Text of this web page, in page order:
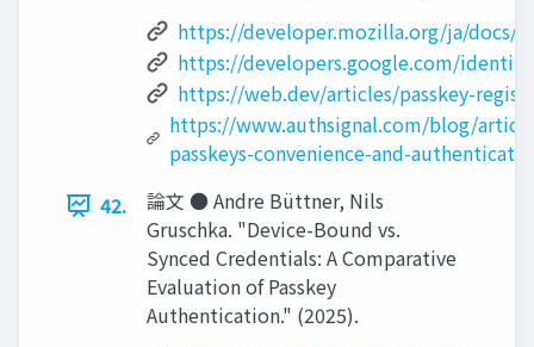
https://developer.mozilla.org/ja/docs/
https://developers.google.com/
https://web.dev/articles/passkey-
https://www.authsignal.com/blog/
passkeys-convenience-and-
42.
論文 ● Andre Büttner, Nils
Gruschka. "Device-Bound vs.
Synced Credentials: A Comparative
Evaluation of Passkey
Authentication." (2025).